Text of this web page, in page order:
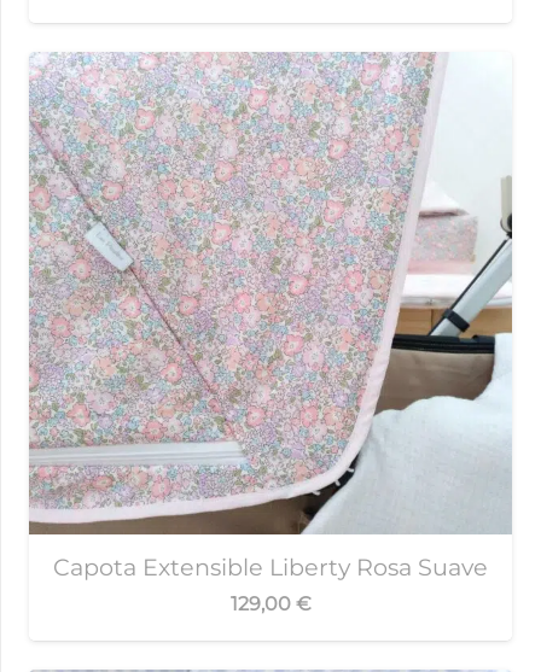
Capota Extensible Liberty Rosa Suave
129,00 €